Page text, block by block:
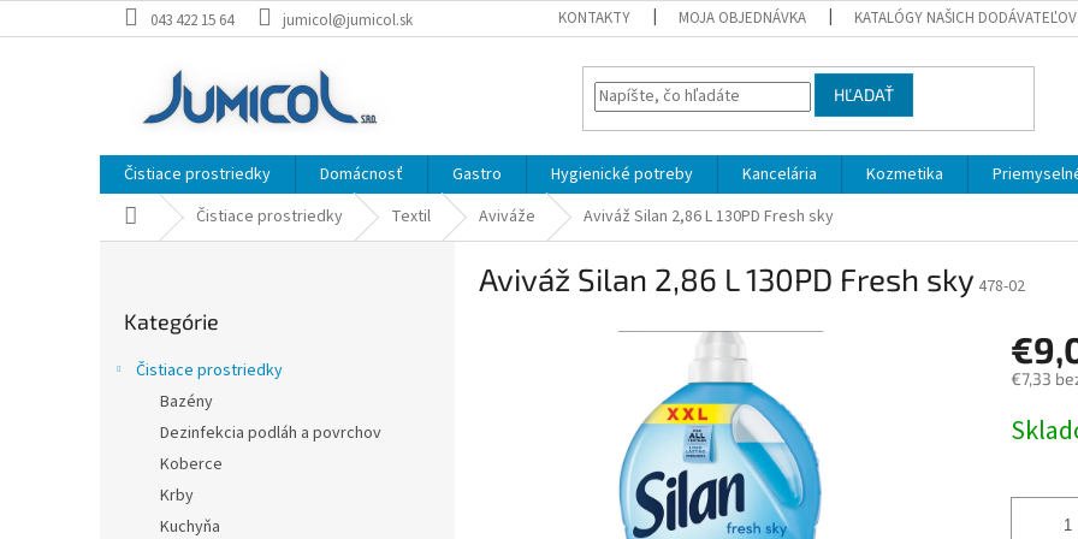
na
043 422 15 64 jumicol@jumicol.sk KONTAKTY MOJA OBJEDNÁVKA KATALÓGY NAŠICH DODÁVATEĽOV
HĽADAŤ
Čistiace prostriedky Domácnosť Gastro Hygienické potreby Kancelária Kozmetika
Domov Čistiace prostriedky Textil Aviváže Aviváž Silan 2,86 L 130PD Fresh sky
kategórie
Kategórie
Čistiace prostriedky
Bazény
Dezinfekcia podláh a povrchov
Koberce
Krby
Kuchyňa
Aviváž Silan 2,86 L 130PD Fresh sky 478-02
€7,33
cena: